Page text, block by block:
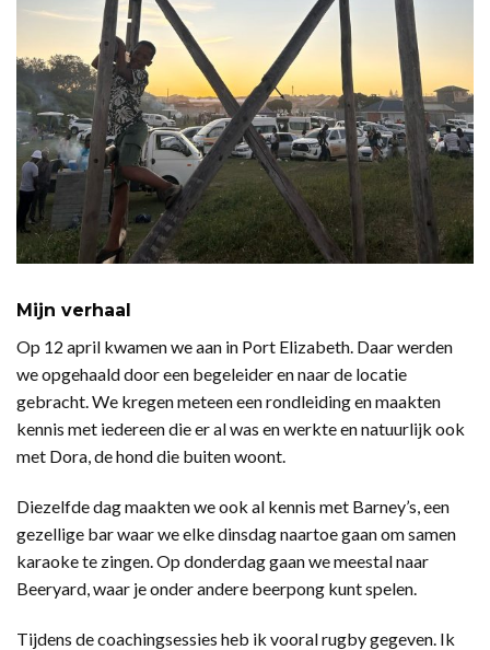
Mijn verhaal
Op 12 april kwamen we aan in Port Elizabeth. Daar werden
we opgehaald door een begeleider en naar de locatie
gebracht. We kregen meteen een rondleiding en maakten
kennis met iedereen die er al was en werkte en natuurlijk ook
met Dora, de hond die buiten woont.
Diezelfde dag maakten we ook al kennis met Barney’s, een
gezellige bar waar we elke dinsdag naartoe gaan om samen
karaoke te zingen. Op donderdag gaan we meestal naar
Beeryard, waar je onder andere beerpong kunt spelen.
Tijdens de coachingsessies heb ik vooral rugby gegeven. Ik